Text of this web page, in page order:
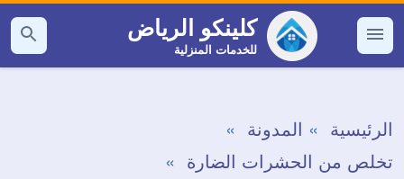
التجاوز
إلى القائمة
كلينكو الرياض
للخدمات المنزلية
بحث
عن
الرئيسية
المدونة
تخلص من الحشرات الضارة